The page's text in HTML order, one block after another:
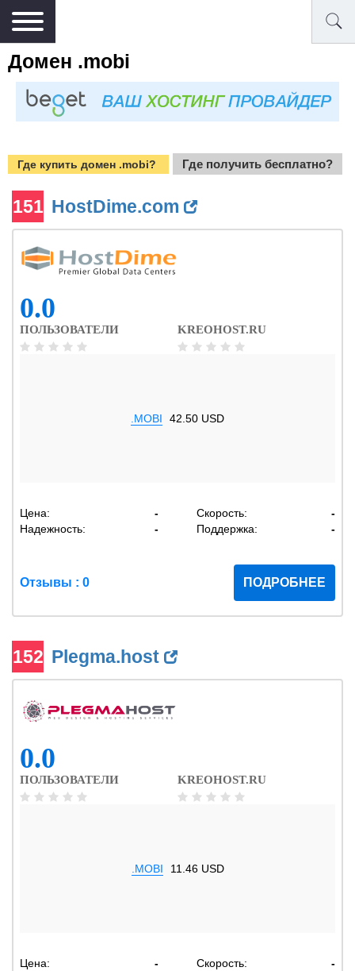
Домен .mobi
Где купить домен .mobi? Где получить бесплатно?
151 HostDime.com
0.0
ПОЛЬЗОВАТЕЛИ KREOHOST.RU
.MOBI 42.50 USD
Цена: - Скорость:
-
Надежность:
- Поддержка: -
Отзывы : 0 ПОДРОБНЕЕ
152 Plegma.host
0.0
ПОЛЬЗОВАТЕЛИ KREOHOST.RU
.MOBI 11.46 USD
Цена: - Скорость:
-